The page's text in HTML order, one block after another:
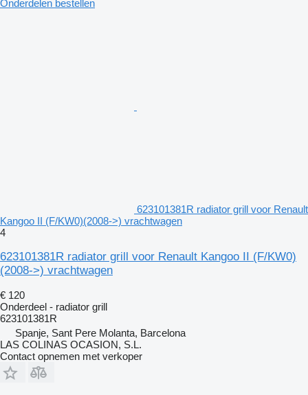
Onderdelen bestellen
623101381R radiator grill voor Renault
Kangoo II (F/KW0)(2008->) vrachtwagen
4
623101381R radiator grill voor Renault Kangoo II (F/KW0)
(2008->) vrachtwagen
€ 120
Onderdeel - radiator grill
623101381R
Spanje, Sant Pere Molanta, Barcelona
LAS COLINAS OCASION, S.L.
Contact opnemen met verkoper